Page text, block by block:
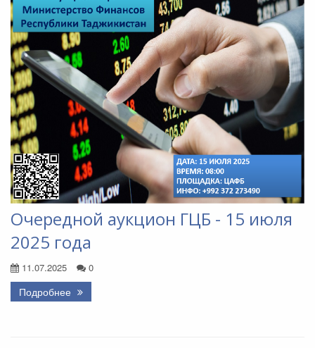
Очередной аукцион ГЦБ - 15 июля
2025 года
11.07.2025 0
Подробнее